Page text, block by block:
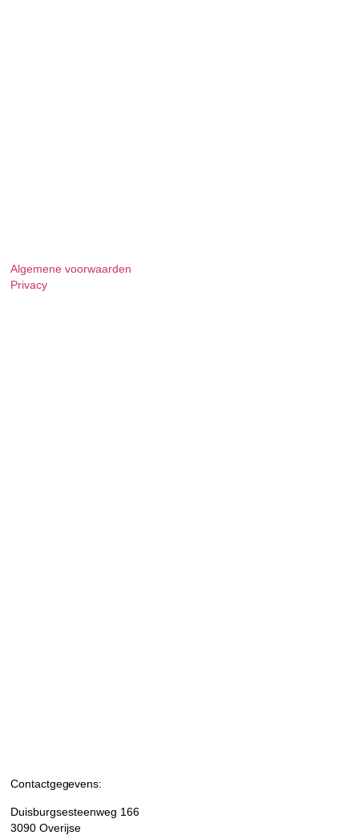
Contactgegevens:
Duisburgsesteenweg 166
3090 Overijse
Algemene voorwaarden
Privacy